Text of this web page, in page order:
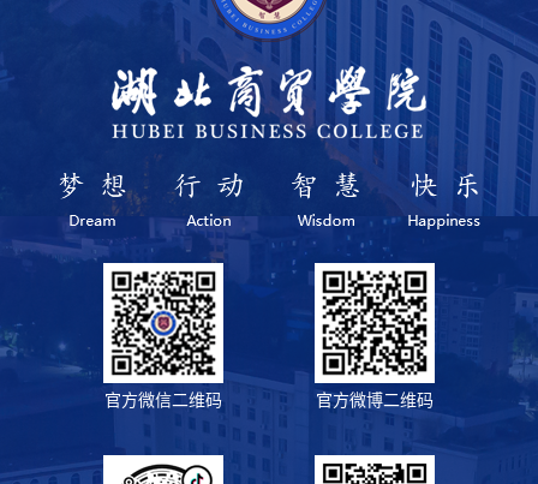
官方微信二维码 官方微博二维码